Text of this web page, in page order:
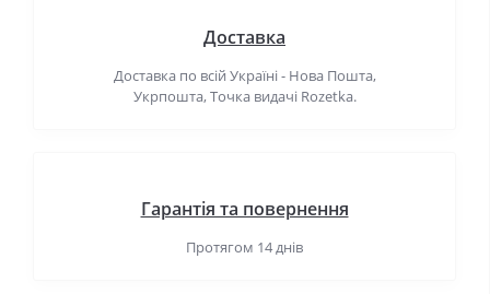
Доставка
Доставка по всій Україні - Нова Пошта,
Укрпошта, Точка видачі Rozetka.
Гарантія та повернення
Протягом 14 днів